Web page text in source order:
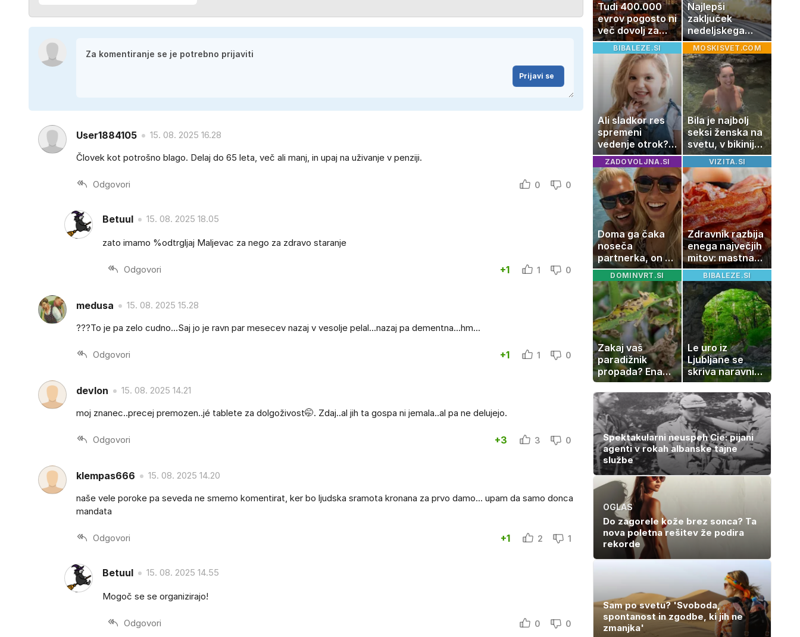
Prijavi se
User1884105
15. 08. 2025 16.28
Človek kot potrošno blago. Delaj do 65 leta, več ali manj, in upaj na uživanje v penziji.
Odgovori 0 0
Betuul 15. 08. 2025 18.05
zato imamo %odtrgljaj Maljevac za nego za zdravo staranje
Odgovori +1 1 0
medusa
15. 08. 2025 15.28
???To je pa zelo cudno...Saj jo je ravn par mesecev nazaj v vesolje pelal...nazaj pa dementna...hm...
Odgovori +1 1 0
devlon
15. 08. 2025 14.21
moj znanec..precej premozen..jé tablete za dolgoživost🤭. Zdaj..al jih ta gospa ni jemala..al pa ne delujejo.
Odgovori +3 3 0
klempas666
15. 08. 2025 14.20
naše vele poroke pa seveda ne smemo komentirat, ker bo ljudska sramota kronana za prvo damo... upam da samo donca
mandata
Odgovori +1 2 1
Betuul 15. 08. 2025 14.55
Mogoč se se organizirajo!
Odgovori 0 0
Tudi 400.000
evrov pogosto ni
več dovolj za
nakup
stanovanja
Najlepši
zaključek
nedeljskega
kosila: 8 sladic
brez peke, ki se
jih vsi veselijo
BIBALEZE.SI
Ali sladkor res
spremeni
vedenje otrok?
Znanost ponuja
presenetljiv
odgovor
MOSKISVET.COM
Bila je najbolj
seksi ženska na
svetu, v bikiniju
znova navdušila
ZADOVOLJNA.SI
Doma ga čaka
noseča
partnerka, on pa
dopustuje z
drugo
VIZITA.SI
Zdravnik razbija
enega največjih
mitov: mastna
jetra ne
nastanejo
zaradi slanine,
temveč zaradi
živila, ki ga
imamo vsi radi
DOMINVRT.SI
Zakaj vaš
paradižnik
propada? Ena
napaka lahko
uniči rastline –
tako jih rešite
BIBALEZE.SI
Le uro iz
Ljubljane se
skriva naravni
čudež, ki je kot
ustvarjen za
družinski izlet
Spektakularni neuspeh Cie: pijani
agenti v rokah albanske tajne
službe
OGLAS
Do zagorele kože brez sonca? Ta
nova poletna rešitev že podira
rekorde
Sam po svetu? 'Svoboda,
spontanost in zgodbe, ki jih ne
zmanjka'